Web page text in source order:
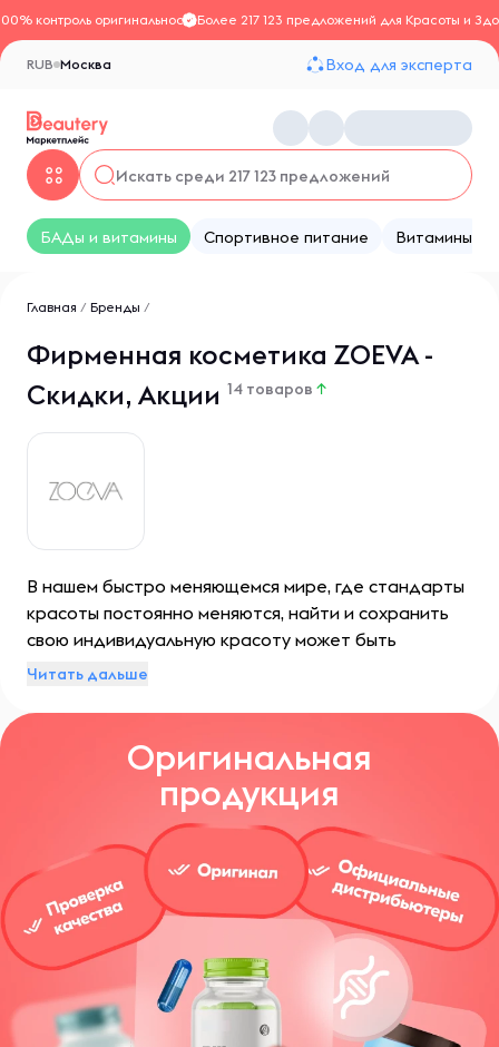
контроль оригинальностиБолее 217 123 предложений для Красоты и
Москва
RUB Вход для эксперта
БАДы и витамины Спортивное питание Витамины
Главная / Бренды /
Фирменная косметика ZOEVA -
Скидки, Акции 14 товаров ↑
В нашем быстро меняющемся мире, где стандарты
красоты постоянно меняются, найти и сохранить
свою индивидуальную красоту может быть
сложной задачей. Однако, существует компания
помочь каждому человеку обрести свою
уникальную красоту. ZOEVA предлагает доступные
и роскошные продукты, чтобы каждый мог испытать
любовь и достоинство, открывая свою внутреннюю
и внешнюю красоту.
Читать дальше
Оригинальная
продукция